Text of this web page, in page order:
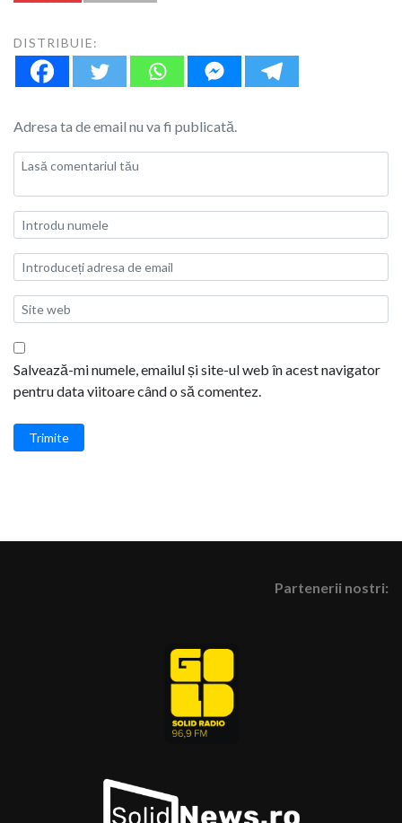
DISTRIBUIE:
Adresa ta de email nu va fi publicată.
Salvează-mi numele, emailul și site-ul web în acest navigator
pentru data viitoare când o să comentez.
Trimite
Partenerii nostri: